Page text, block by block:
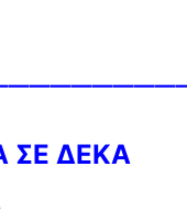
ΣΕ ΔΕΚΑ